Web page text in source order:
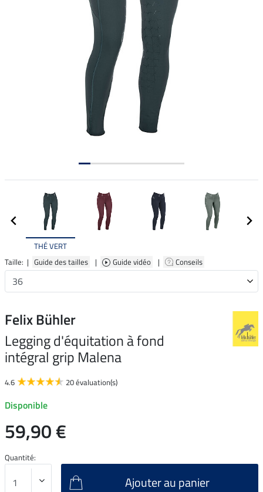
THÉ VERT
Taille: | Guide des tailles | Guide vidéo | Conseils
Felix Bühler
Legging d'équitation à fond
intégral grip Malena
4.6 20 évaluation(s)
Disponible
59,90 €
Quantité:
Ajouter au panier